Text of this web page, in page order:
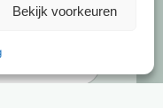
Bekijk voorkeuren